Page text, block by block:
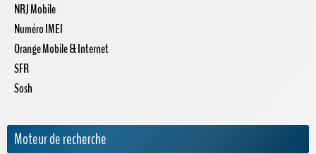
NRJ Mobile
Numéro IMEI
Orange Mobile & Internet
SFR
Sosh
Moteur de recherche